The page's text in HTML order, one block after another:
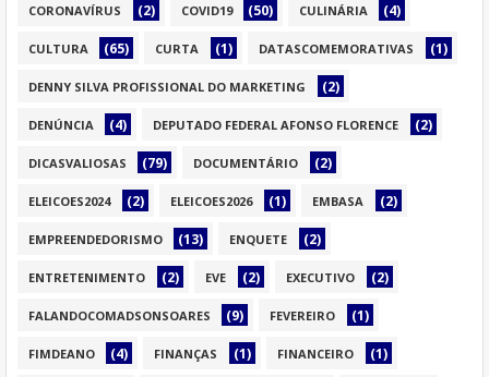
CORONAVÍRUS (2) COVID19 (50) CULINÁRIA (4)
CULTURA (65) CURTA (1) DATASCOMEMORATIVAS (1)
DENNY SILVA PROFISSIONAL DO MARKETING (2)
DENÚNCIA (4) DEPUTADO FEDERAL AFONSO FLORENCE (2)
DICASVALIOSAS (79) DOCUMENTÁRIO (2)
ELEICOES2024 (2) ELEICOES2026 (1) EMBASA (2)
EMPREENDEDORISMO (13) ENQUETE (2)
ENTRETENIMENTO (2) EVE (2) EXECUTIVO (2)
FALANDOCOMADSONSOARES (9) FEVEREIRO (1)
FIMDEANO (4) FINANÇAS (1) FINANCEIRO (1)